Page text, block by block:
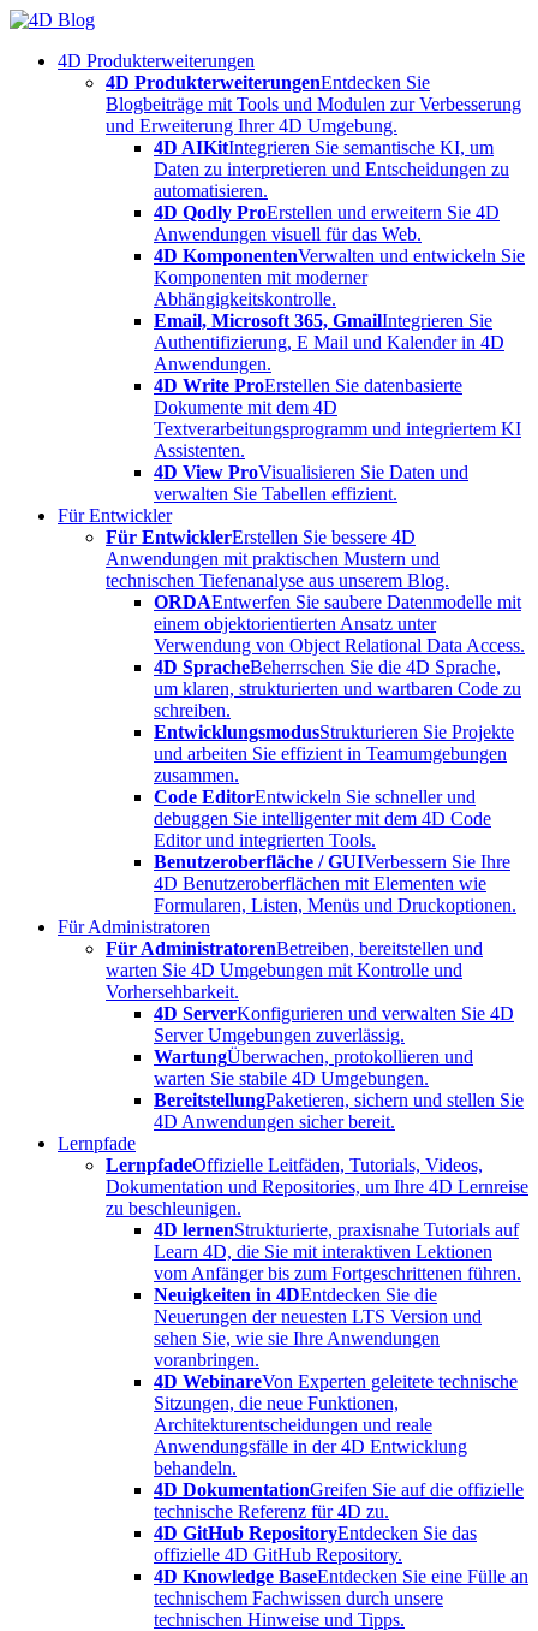
Skip
content4D Produkterweiterungen
4D ProdukterweiterungenEntdecken Sie
Blogbeiträge mit Tools und Modulen zur Verbesserung
und Erweiterung Ihrer 4D Umgebung.
4D AIKitIntegrieren Sie semantische KI, um
Daten zu interpretieren und Entscheidungen zu
automatisieren.
4D Qodly ProErstellen und erweitern Sie 4D
Anwendungen visuell für das Web.
4D KomponentenVerwalten und entwickeln Sie
Komponenten mit moderner
Abhängigkeitskontrolle.
Email, Microsoft 365, GmailIntegrieren Sie
Authentifizierung, E Mail und Kalender in 4D
Anwendungen.
4D Write ProErstellen Sie datenbasierte
Dokumente mit dem 4D
Textverarbeitungsprogramm und integriertem KI
Assistenten.
4D View ProVisualisieren Sie Daten und
verwalten Sie Tabellen effizient.
Für Entwickler
Für EntwicklerErstellen Sie bessere 4D
Anwendungen mit praktischen Mustern und
technischen Tiefenanalyse aus unserem Blog.
ORDAEntwerfen Sie saubere Datenmodelle mit
einem objektorientierten Ansatz unter
Verwendung von Object Relational Data Access.
4D SpracheBeherrschen Sie die 4D Sprache,
um klaren, strukturierten und wartbaren Code zu
schreiben.
EntwicklungsmodusStrukturieren Sie Projekte
und arbeiten Sie effizient in Teamumgebungen
zusammen.
Code EditorEntwickeln Sie schneller und
debuggen Sie intelligenter mit dem 4D Code
Editor und integrierten Tools.
Benutzeroberfläche / GUIVerbessern Sie Ihre
4D Benutzeroberflächen mit Elementen wie
Formularen, Listen, Menüs und Druckoptionen.
Für Administratoren
Für AdministratorenBetreiben, bereitstellen und
warten Sie 4D Umgebungen mit Kontrolle und
Vorhersehbarkeit.
4D ServerKonfigurieren und verwalten Sie 4D
Server Umgebungen zuverlässig.
WartungÜberwachen, protokollieren und
warten Sie stabile 4D Umgebungen.
BereitstellungPaketieren, sichern und stellen Sie
4D Anwendungen sicher bereit.
Lernpfade
LernpfadeOffizielle Leitfäden, Tutorials, Videos,
Dokumentation und Repositories, um Ihre 4D Lernreise
zu beschleunigen.
4D lernenStrukturierte, praxisnahe Tutorials auf
Learn 4D, die Sie mit interaktiven Lektionen
vom Anfänger bis zum Fortgeschrittenen führen.
Neuigkeiten in 4DEntdecken Sie die
Neuerungen der neuesten LTS Version und
sehen Sie, wie sie Ihre Anwendungen
voranbringen.
4D WebinareVon Experten geleitete technische
Sitzungen, die neue Funktionen,
Architekturentscheidungen und reale
Anwendungsfälle in der 4D Entwicklung
behandeln.
4D DokumentationGreifen Sie auf die offizielle
technische Referenz für 4D zu.
4D GitHub RepositoryEntdecken Sie das
offizielle 4D GitHub Repository.
4D Knowledge BaseEntdecken Sie eine Fülle an
technischem Fachwissen durch unsere
technischen Hinweise und Tipps.